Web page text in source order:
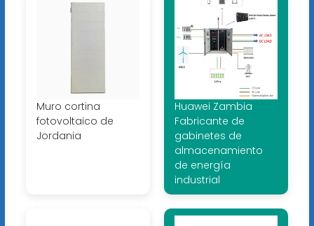
Muro cortina
fotovoltaico de
Jordania
Huawei Zambia
Fabricante de
gabinetes de
almacenamiento
de energía
industrial